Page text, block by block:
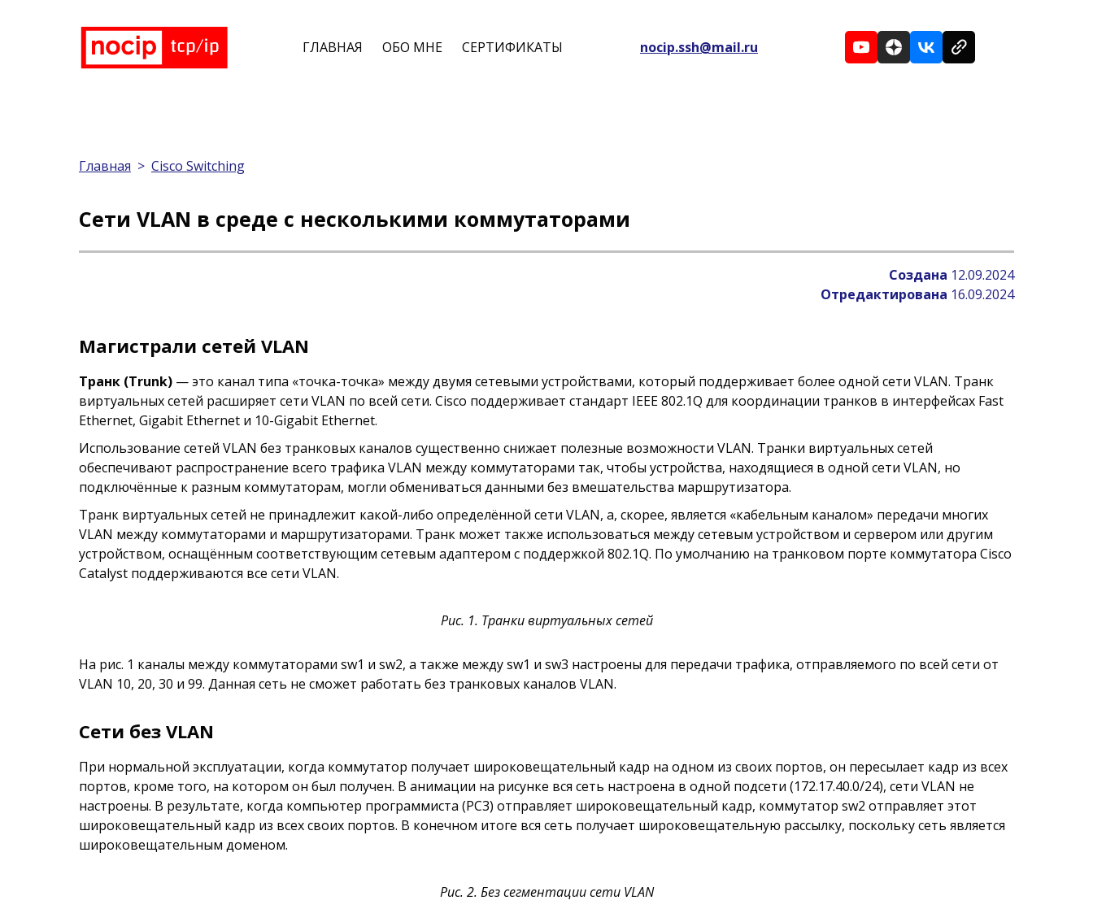
ГЛАВНАЯ ОБО МНЕ СЕРТИФИКАТЫ nocip.ssh@mail.ru
Главная > Cisco Switching
Сети VLAN в среде с несколькими коммутаторами
Создана 12.09.2024
Отредактирована 16.09.2024
Магистрали сетей VLAN
Транк (Trunk) — это канал типа «точка-точка» между двумя сетевыми устройствами, который поддерживает более одной сети VLAN. Транк
виртуальных сетей расширяет сети VLAN по всей сети. Cisco поддерживает стандарт IEEE 802.1Q для координации транков в интерфейсах Fast
Ethernet, Gigabit Ethernet и 10-Gigabit Ethernet.
Использование сетей VLAN без транковых каналов существенно снижает полезные возможности VLAN. Транки виртуальных сетей
обеспечивают распространение всего трафика VLAN между коммутаторами так, чтобы устройства, находящиеся в одной сети VLAN, но
подключённые к разным коммутаторам, могли обмениваться данными без вмешательства маршрутизатора.
Транк виртуальных сетей не принадлежит какой-либо определённой сети VLAN, а, скорее, является «кабельным каналом» передачи многих
VLAN между коммутаторами и маршрутизаторами. Транк может также использоваться между сетевым устройством и сервером или другим
устройством, оснащённым соответствующим сетевым адаптером с поддержкой 802.1Q. По умолчанию на транковом порте коммутатора Cisco
Catalyst поддерживаются все сети VLAN.
Рис. 1. Транки виртуальных сетей
На рис. 1 каналы между коммутаторами sw1 и sw2, а также между sw1 и sw3 настроены для передачи трафика, отправляемого по всей сети от
VLAN 10, 20, 30 и 99. Данная сеть не сможет работать без транковых каналов VLAN.
Cети без VLAN
При нормальной эксплуатации, когда коммутатор получает широковещательный кадр на одном из своих портов, он пересылает кадр из всех
портов, кроме того, на котором он был получен. В анимации на рисунке вся сеть настроена в одной подсети (172.17.40.0/24), сети VLAN не
настроены. В результате, когда компьютер программиста (PC3) отправляет широковещательный кадр, коммутатор sw2 отправляет этот
широковещательный кадр из всех своих портов. В конечном итоге вся сеть получает широковещательную рассылку, поскольку сеть является
широковещательным доменом.
Рис. 2. Без сегментации сети VLAN